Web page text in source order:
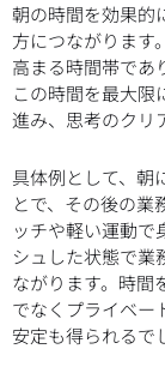
朝の時間を効果的
方につながります
高まる時間帯であ
この時間を最大限
進み、思考のクリ
具体例として、朝
とで、その後の業
ッチや軽い運動で
シュした状態で業
ながります。時間
でなくプライベー
安定も得られるで